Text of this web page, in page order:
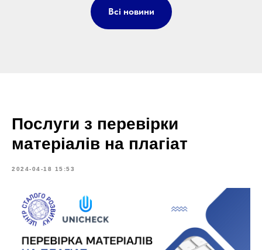
Всі новини
Послуги з перевірки
матеріалів на плагіат
2024-04-18 15:53